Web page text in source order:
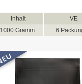
Inhalt
VE
1000 Gramm
6